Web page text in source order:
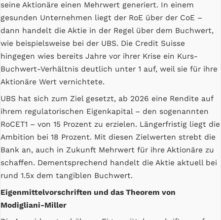
seine Aktionäre einen Mehrwert generiert. In einem
gesunden Unternehmen liegt der RoE über der CoE –
dann handelt die Aktie in der Regel über dem Buchwert,
wie beispielsweise bei der UBS. Die Credit Suisse
hingegen wies bereits Jahre vor ihrer Krise ein Kurs-
Buchwert-Verhältnis deutlich unter 1 auf, weil sie für ihre
Aktionäre Wert vernichtete.
UBS hat sich zum Ziel gesetzt, ab 2026 eine Rendite auf
ihrem regulatorischen Eigenkapital – den sogenannten
RoCET1 – von 15 Prozent zu erzielen. Längerfristig liegt die
Ambition bei 18 Prozent. Mit diesen Zielwerten strebt die
Bank an, auch in Zukunft Mehrwert für ihre Aktionäre zu
schaffen. Dementsprechend handelt die Aktie aktuell bei
rund 1.5x dem tangiblen Buchwert.
Eigenmittelvorschriften und das Theorem von
Modigliani-Miller